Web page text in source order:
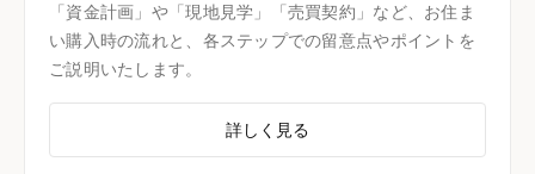
「資金計画」や「現地見学」「売買契約」など、お住ま
い購入時の流れと、各ステップでの留意点やポイントを
ご説明いたします。
詳しく見る